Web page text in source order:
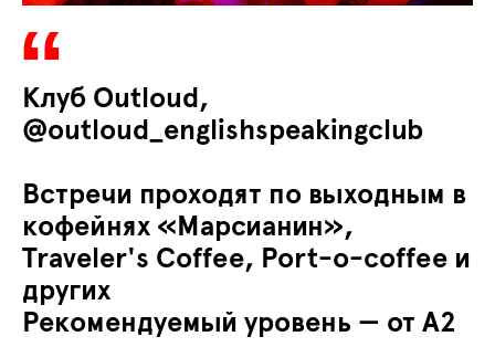
Клуб Outloud,
@outloud_englishspeakingclub
Встречи проходят по выходным в
кофейнях «Марсианин»,
Traveler's Coffee, Port-o-coffee и
других
Рекомендуемый уровень — от A2